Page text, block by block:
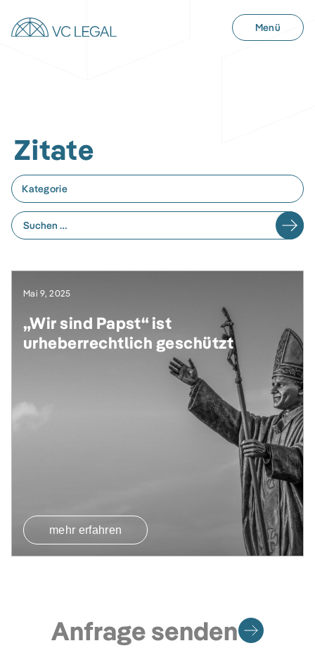
Menü
Zitate
Kategorie
Mai 9, 2025
„Wir sind Papst“ ist
urheberrechtlich geschützt
mehr erfahren
Anfrage senden